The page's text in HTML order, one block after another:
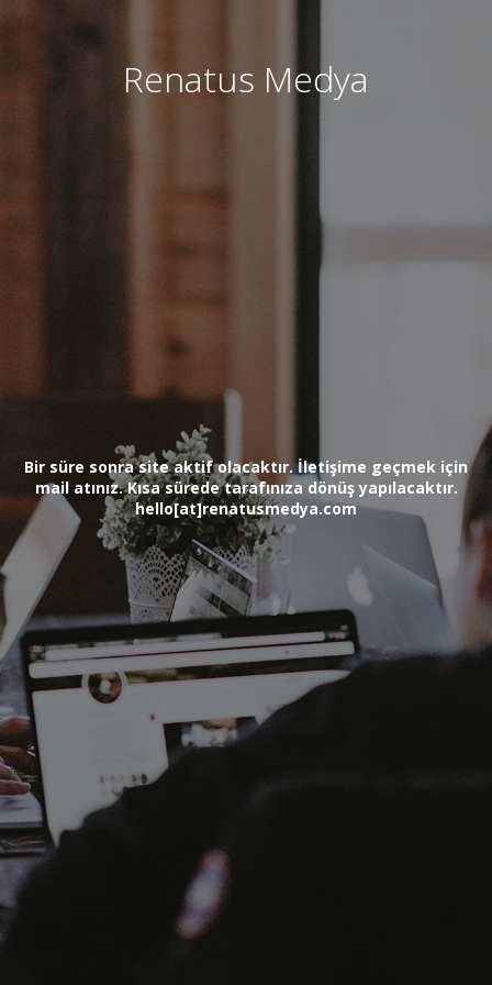
Renatus Medya
Bir süre sonra site aktif olacaktır. İletişime geçmek için
mail atınız. Kısa sürede tarafınıza dönüş yapılacaktır.
hello[at]renatusmedya.com